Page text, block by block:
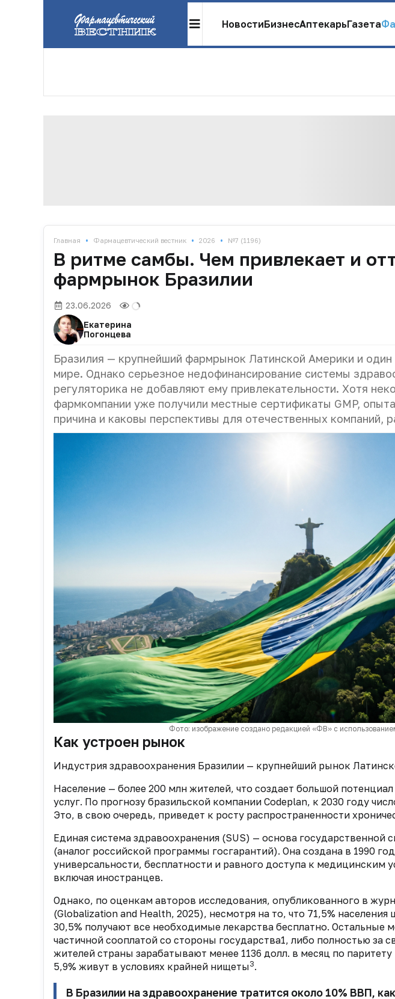
НовостиБизнесАптекарьГазета
Главная • Фармацевтический вестник • 2026 • №7 (1196)
В ритме самбы. Чем привлекает и
фармрынок Бразилии
23.06.2026
Екатерина
Погонцева
Бразилия — крупнейший фармрынок Латинской Америки и
мире. Однако серьезное недофинансирование системы
регуляторика не добавляют ему привлекательности. Хотя
фармкомпании уже получили местные сертификаты GMP,
причина и каковы перспективы для отечественных компаний,
Фото: изображение создано редакцией «ФВ» с
Как устроен рынок
Индустрия здравоохранения Бразилии — крупнейший рынок
Население — более 200 млн жителей, что создает большой
услуг. По прогнозу бразильской компании Codeplan, к 2030 году
Это, в свою очередь, приведет к росту распространенности
Единая система здравоохранения (SUS) — основа государственной
(аналог российской программы госгарантий). Она создана в 1990
универсальности, бесплатности и равного доступа к медицинским
включая иностранцев.
Однако, по оценкам авторов исследования, опубликованного в
(Globalization and Health, 2025), несмотря на то, что 71,5% населения
30,5% получают все необходимые лекарства бесплатно. Остальные
частичной сооплатой со стороны государства1, либо полностью за
жителей страны зарабатывают менее 1136 долл. в месяц по
5,9% живут в условиях крайней нищеты3.
В Бразилии на здравоохранение тратится около 10% ВВП,